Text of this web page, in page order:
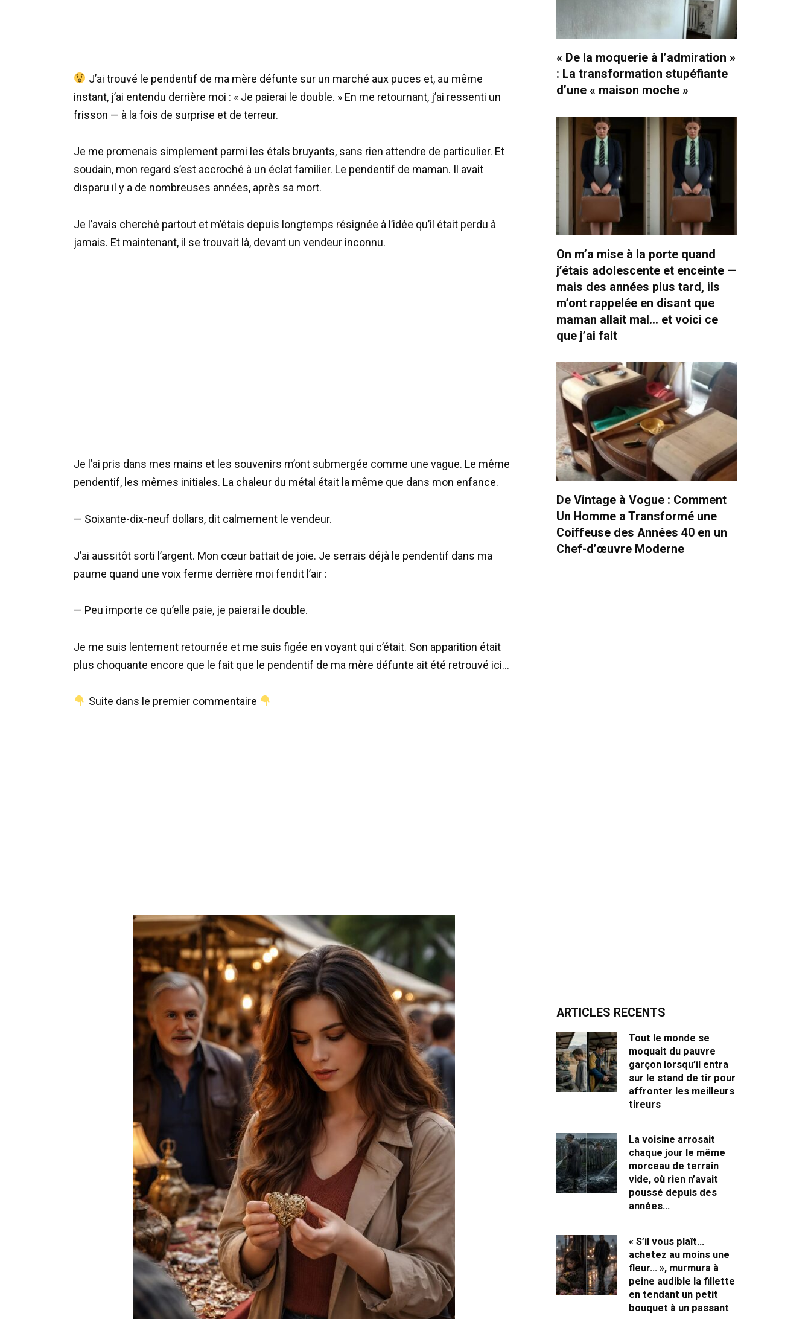
J’ai trouvé le pendentif de ma mère défunte sur un marché aux puces et, au même
instant, j’ai entendu derrière moi : « Je paierai le double. » En me retournant, j’ai ressenti un
frisson — à la fois de surprise et de terreur.
Je me promenais simplement parmi les étals bruyants, sans rien attendre de particulier. Et
soudain, mon regard s’est accroché à un éclat familier. Le pendentif de maman. Il avait
disparu il y a de nombreuses années, après sa mort.
Je l’avais cherché partout et m’étais depuis longtemps résignée à l’idée qu’il était perdu à
jamais. Et maintenant, il se trouvait là, devant un vendeur inconnu.
Je l’ai pris dans mes mains et les souvenirs m’ont submergée comme une vague. Le même
pendentif, les mêmes initiales. La chaleur du métal était la même que dans mon enfance.
— Soixante-dix-neuf dollars, dit calmement le vendeur.
J’ai aussitôt sorti l’argent. Mon cœur battait de joie. Je serrais déjà le pendentif dans ma
paume quand une voix ferme derrière moi fendit l’air :
— Peu importe ce qu’elle paie, je paierai le double.
Je me suis lentement retournée et me suis figée en voyant qui c’était. Son apparition était
plus choquante encore que le fait que le pendentif de ma mère défunte ait été retrouvé ici…
Suite dans le premier commentaire
« De la moquerie à l’admiration »
: La transformation stupéfiante
d’une « maison moche »
On m’a mise à la porte quand
j’étais adolescente et enceinte —
mais des années plus tard, ils
m’ont rappelée en disant que
maman allait mal… et voici ce
que j’ai fait
De Vintage à Vogue : Comment
Un Homme a Transformé une
Coiffeuse des Années 40 en un
Chef-d’œuvre Moderne
ARTICLES RECENTS
Tout le monde se
moquait du pauvre
garçon lorsqu’il entra
sur le stand de tir pour
affronter les meilleurs
tireurs
La voisine arrosait
chaque jour le même
morceau de terrain
vide, où rien n’avait
poussé depuis des
années…
« S’il vous plaît…
achetez au moins une
fleur… », murmura à
peine audible la fillette
en tendant un petit
bouquet à un passant